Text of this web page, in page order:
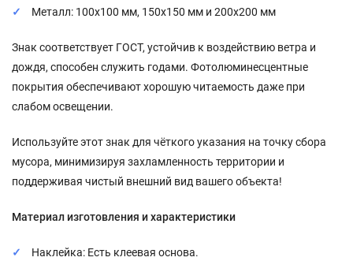
Металл: 100x100 мм, 150x150 мм и 200x200 мм
Знак соответствует ГОСТ, устойчив к воздействию ветра и
дождя, способен служить годами. Фотолюминесцентные
покрытия обеспечивают хорошую читаемость даже при
слабом освещении.
Используйте этот знак для чёткого указания на точку сбора
мусора, минимизируя захламленность территории и
поддерживая чистый внешний вид вашего объекта!
Материал изготовления и характеристики
Наклейка: Есть клеевая основа.